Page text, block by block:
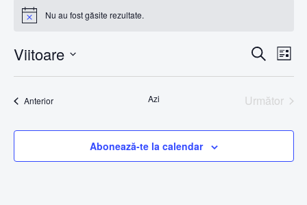
NotificareNu au fost găsite rezultate.
în
și
Caută
în
Listă
Viitoare
Selectează
AnteriorEvenimente Azi
Următor
Abonează-te la calendar